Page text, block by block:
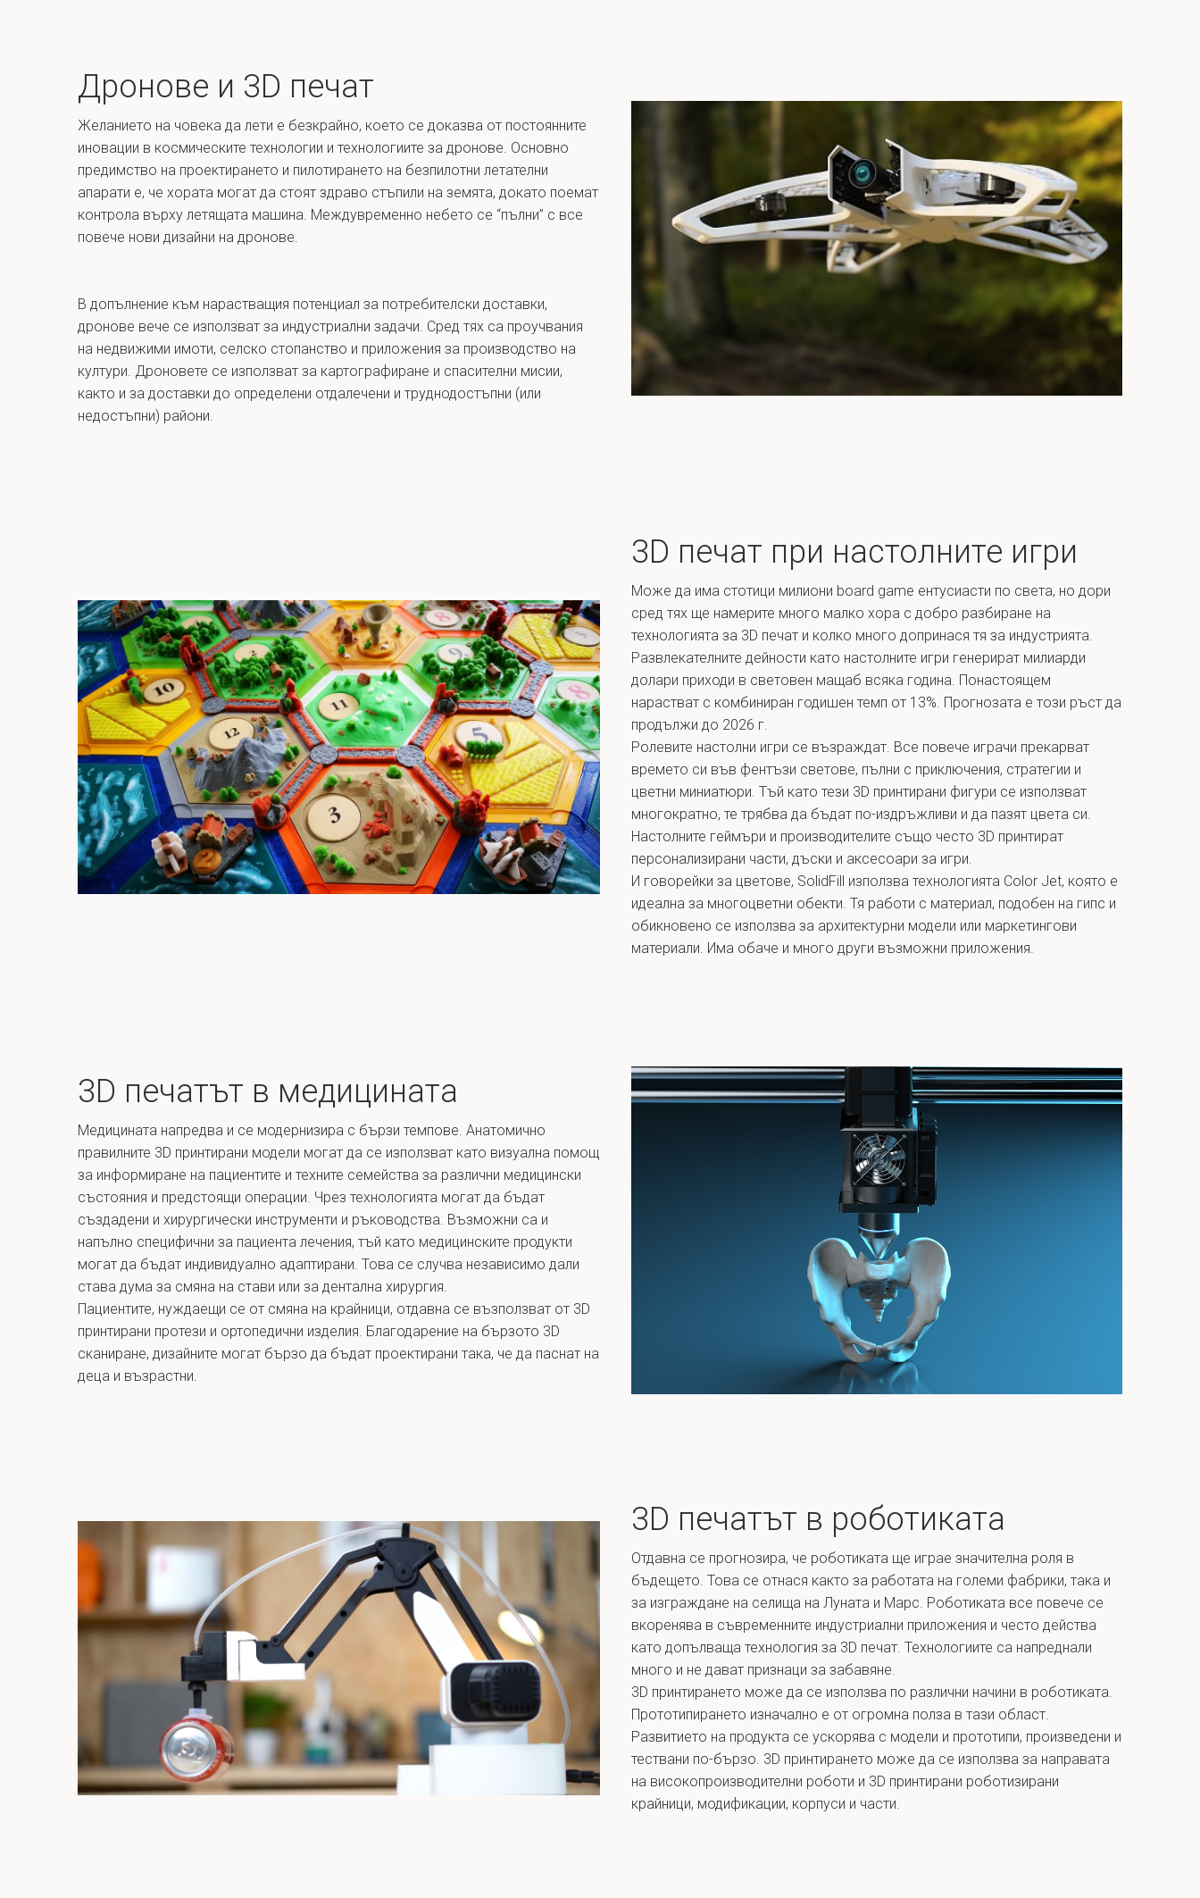
Дронове и 3D печат
Желанието на човека да лети е безкрайно, което се доказва от постоянните
иновации в космическите технологии и технологиите за дронове. Основно
предимство на проектирането и пилотирането на безпилотни летателни
апарати е, че хората могат да стоят здраво стъпили на земята, докато поемат
контрола върху летящата машина. Междувременно небето се “пълни” с все
повече нови дизайни на дронове.
В допълнение към нарастващия потенциал за потребителски доставки,
дронове вече се използват за индустриални задачи. Сред тях са проучвания
на недвижими имоти, селско стопанство и приложения за производство на
култури. Дроновете се използват за картографиране и спасителни мисии,
както и за доставки до определени отдалечени и труднодостъпни (или
недостъпни) райони.
3D печат при настолните игри
Може да има стотици милиони board game ентусиасти по света, но дори
сред тях ще намерите много малко хора с добро разбиране на
технологията за 3D печат и колко много допринася тя за индустрията.
Развлекателните дейности като настолните игри генерират милиарди
долари приходи в световен мащаб всяка година. Понастоящем
нарастват с комбиниран годишен темп от 13%. Прогнозата е този ръст да
продължи до 2026 г.
Ролевите настолни игри се възраждат. Все повече играчи прекарват
времето си във фентъзи светове, пълни с приключения, стратегии и
цветни миниатюри. Тъй като тези 3D принтирани фигури се използват
многократно, те трябва да бъдат по-издръжливи и да пазят цвета си.
Настолните геймъри и производителите също често 3D принтират
персонализирани части, дъски и аксесоари за игри.
И говорейки за цветове, SolidFill използва технологията Color Jet, която е
идеална за многоцветни обекти. Тя работи с материал, подобен на гипс и
обикновено се използва за архитектурни модели или маркетингови
материали. Има обаче и много други възможни приложения.
3D печатът в медицината
Медицината напредва и се модернизира с бързи темпове. Анатомично
правилните 3D принтирани модели могат да се използват като визуална помощ
за информиране на пациентите и техните семейства за различни медицински
състояния и предстоящи операции. Чрез технологията могат да бъдат
създадени и хирургически инструменти и ръководства. Възможни са и
напълно специфични за пациента лечения, тъй като медицинските продукти
могат да бъдат индивидуално адаптирани. Това се случва независимо дали
става дума за смяна на стави или за дентална хирургия.
Пациентите, нуждаещи се от смяна на крайници, отдавна се възползват от 3D
принтирани протези и ортопедични изделия. Благодарение на бързото 3D
сканиране, дизайните могат бързо да бъдат проектирани така, че да паснат на
деца и възрастни.
3D печатът в роботиката
Отдавна се прогнозира, че роботиката ще играе значителна роля в
бъдещето. Това се отнася както за работата на големи фабрики, така и
за изграждане на селища на Луната и Марс. Роботиката все повече се
вкоренява в съвременните индустриални приложения и често действа
като допълваща технология за 3D печат. Технологиите са напреднали
много и не дават признаци за забавяне.
3D принтирането може да се използва по различни начини в роботиката.
Прототипирането изначално е от огромна полза в тази област.
Развитието на продукта се ускорява с модели и прототипи, произведени и
тествани по-бързо. 3D принтирането може да се използва за направата
на високопроизводителни роботи и 3D принтирани роботизирани
крайници, модификации, корпуси и части.